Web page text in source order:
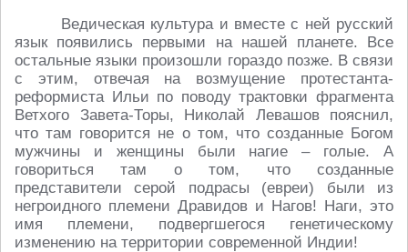
Ведическая культура и вместе с ней русский
язык появились первыми на нашей планете. Все
остальные языки произошли гораздо позже. В связи
с этим, отвечая на возмущение протестанта-
реформиста Ильи по поводу трактовки фрагмента
Ветхого Завета-Торы, Николай Левашов пояснил,
что там говорится не о том, что созданные Богом
мужчины и женщины были нагие – голые. А
говориться там о том, что созданные
представители серой подрасы (евреи) были из
негроидного племени Дравидов и Нагов! Наги, это
имя племени, подвергшегося генетическому
изменению на территории современной Индии!